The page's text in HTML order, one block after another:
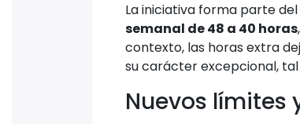
La iniciativa forma parte
semanal de 48 a 40 horas
contexto, las horas extra
su carácter excepcional,
Nuevos límites